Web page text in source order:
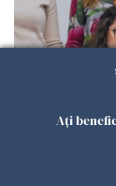
Viața tot mai
planurile
Ați